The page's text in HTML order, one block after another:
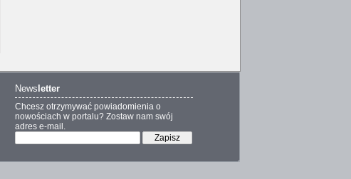
News letter
Chcesz otrzymywać powiadomienia o
nowościach w portalu? Zostaw nam swój
adres e-mail.